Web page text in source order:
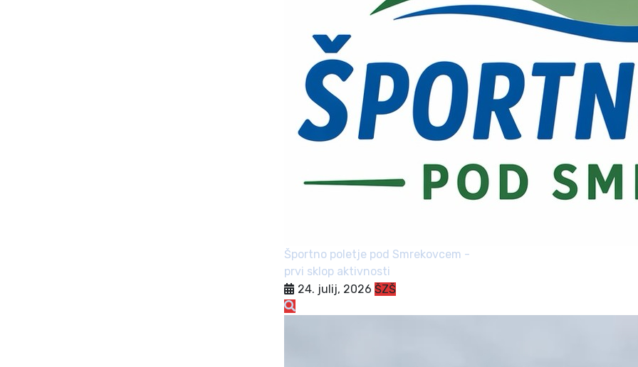
Športno poletje pod Smrekovcem -
prvi sklop aktivnosti
24. julij, 2026 ŠZŠ